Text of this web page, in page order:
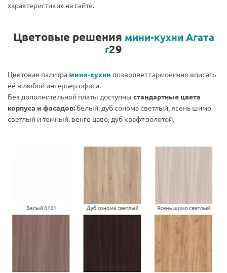
характеристики» на сайте.
Цветовые решения мини-кухни Агата
r29
Цветовая палитра мини-кухни позволяет гармонично вписать
её в любой интерьер офиса.
Без дополнительной платы доступны стандартные цвета
корпуса и фасадов: белый, дуб сонома светлый, ясень шимо
светлый и темный, венге цаво, дуб крафт золотой.